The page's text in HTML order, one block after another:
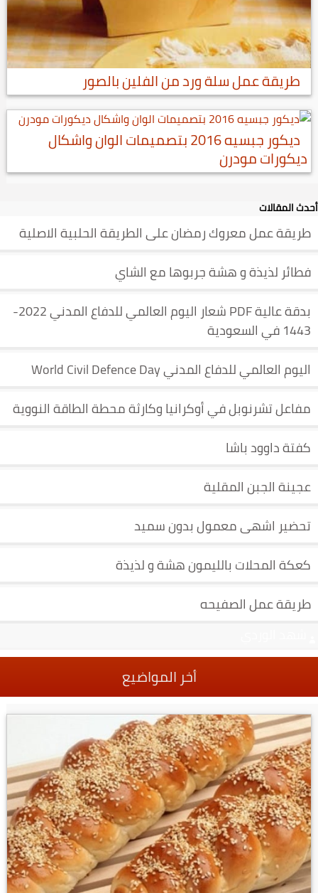
طريقة عمل سلة ورد من الفلين بالصور
ديكور جبسيه 2016 بتصميمات الوان واشكال
ديكورات مودرن
أحدث المقالات
طريقة عمل معروك رمضان على الطريقة الحلبية الاصلية
فطائر لذيذة و هشة جربوها مع الشاي
بدقة عالية PDF شعار اليوم العالمي للدفاع المدني 2022-
1443 في السعودية
اليوم العالمي للدفاع المدني World Civil Defence Day
مفاعل تشرنوبل في أوكرانيا وكارثة محطة الطاقة النووية
كفتة داوود باشا
عجينة الجبن المقلية
تحضير اشهى معمول بدون سميد
كعكة المحلات بالليمون هشة و لذيذة
طريقة عمل الصفيحه
أخر المواضيع